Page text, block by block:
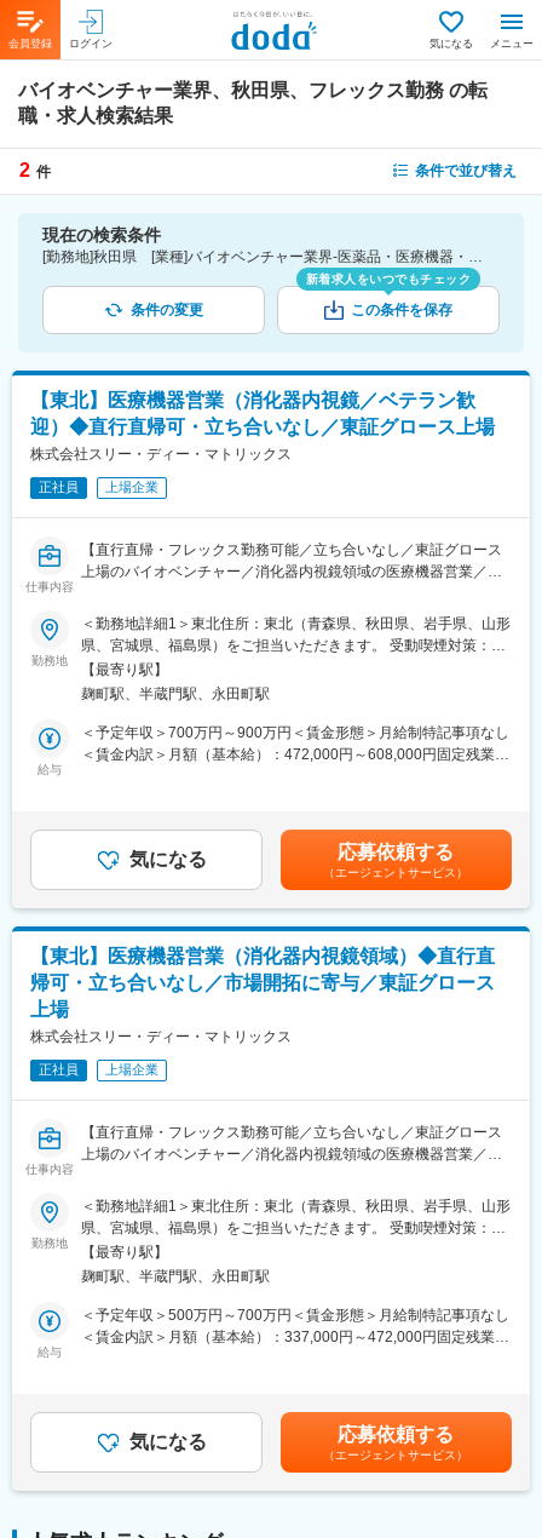
会員登録 ログイン 気になる メニュー
バイオベンチャー業界、秋田県、フレックス勤務 の転
職・求人検索結果
2 件 条件で並び替え
現在の検索条件
[勤務地]秋田県 [業種]バイオベンチャー業界-医薬品・医療機器・ライフサイエンス・医療系サービス [詳細条件](休日・働き方)フレックス勤務
条件の変更
新着求人をいつでもチェック
この条件を保存
【東北】医療機器営業（消化器内視鏡／ベテラン歓
迎）◆直行直帰可・立ち合いなし／東証グロース上場
株式会社スリー・ディー・マトリックス
正社員 上場企業
仕事内容
【直行直帰・フレックス勤務可能／立ち合いなし／東証グロース
上場のバイオベンチャー／消化器内視鏡領域の医療機器営業／新
【業務概要】
医療機器や医療材料の研究開発・製造・販売を行うバイオベンチ
ャーの当社にて、消化器内視鏡領域の医療機器営業を募集しま
す。
【業務詳細】
※1日の訪問件数は3～4件程度です。
■代理店営業がメインであり、緊急対応や夜間対応などはほとんど
発生しません。
■手術の立ち会いもなく、ワークライフバランスが整えやすい環境
裁量をもって事業成長フェーズを牽引ができる：
プラインの増加も予定されており、市場を大きく拡大していく動
きが期待できます。
【当社について】
自己組織化ペプチド技術に関する様々な権利をもとに、医療機器
事業、研究試薬事業、ライセンス事業を柱としてグローバルな事
業を展開しています。
チド技術をコアとし、再生医療や外科医療、細胞医療、創薬技術
の分野で実用化を目指す技術の開発及び自社製品開発に取り組ん
■MIT発の独自技術を核にした高い技術力：
MITで生まれた「自己組織化ペプチド技術」を基盤とし、他社が簡
単に真似できない医療用バイオマテリアルを保有・独占的に活用
しています。高い生体適合性と安全性が評価されています。
止血材「ピュアスタット」などは、日本・欧州・米国で承認・販
勤務地
＜勤務地詳細1＞東北住所：東北（青森県、秋田県、岩手県、山形
県、宮城県、福島県）をご担当いただきます。 受動喫煙対策：屋
内全面禁煙＜勤務地詳細2＞本社住所：東京都千代田区麹町3-2-4
麹町HFビル7F受動喫煙対策：屋内全面禁煙変更の範囲：会社の定
【最寄り駅】
麹町駅、半蔵門駅、永田町駅
給与
＜予定年収＞700万円～900万円＜賃金形態＞月給制特記事項なし
＜賃金内訳＞月額（基本給）：472,000円～608,000円固定残業手
給与補足＞※スキルやご経験を考慮し決定します。■昇給：有賃金
はあくまでも目安の金額であり、選考を通じて上下する可能性が
あります。月給(月額)は固定手当を含めた表記です。
気になる 応募依頼する
（エージェントサービス）
【東北】医療機器営業（消化器内視鏡領域）◆直行直
帰可・立ち合いなし／市場開拓に寄与／東証グロース
上場
株式会社スリー・ディー・マトリックス
正社員 上場企業
仕事内容
【直行直帰・フレックス勤務可能／立ち合いなし／東証グロース
上場のバイオベンチャー／消化器内視鏡領域の医療機器営業／新
【業務概要】
医療機器や医療材料の研究開発・製造・販売を行うバイオベンチ
ャーの当社にて、消化器内視鏡領域の医療機器営業を募集しま
す。
【業務詳細】
※1日の訪問件数は3～4件程度です。
勤務地
＜勤務地詳細1＞東北住所：東北（青森県、秋田県、岩手県、山形
県、宮城県、福島県）をご担当いただきます。 受動喫煙対策：屋
内全面禁煙＜勤務地詳細2＞本社住所：東京都千代田区麹町3-2-4
麹町HFビル7F受動喫煙対策：屋内全面禁煙変更の範囲：会社の定
【最寄り駅】
麹町駅、半蔵門駅、永田町駅
給与
＜予定年収＞500万円～700万円＜賃金形態＞月給制特記事項なし
＜賃金内訳＞月額（基本給）：337,000円～472,000円固定残業手
給与補足＞※スキルやご経験を考慮し決定します。■昇給：有賃金
はあくまでも目安の金額であり、選考を通じて上下する可能性が
あります。月給(月額)は固定手当を含めた表記です。
気になる 応募依頼する
（エージェントサービス）